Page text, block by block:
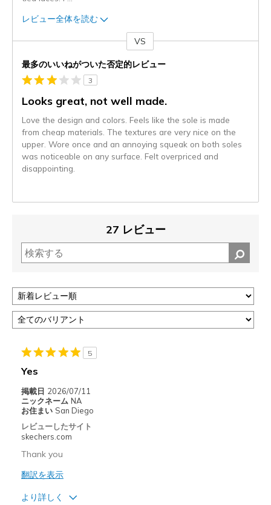
レビュー全体を読む
VS
最多のいいねがついた否定的レビュー
3
Looks great, not well made.
Love the design and colors. Feels like the sole is made
from cheap materials. The textures are very nice on the
upper. Wore once and an annoying squeak on both soles
was noticeable on any surface. Felt overpriced and
disappointing.
27 レビュー
5
Yes
掲載日 2026/07/11
ニックネーム NA
お住まい San Diego
レビューしたサイト
skechers.com
Thank you
翻訳を表示
より詳しく